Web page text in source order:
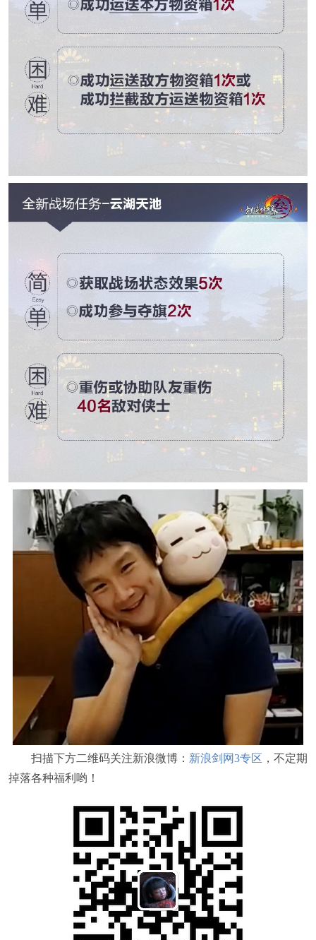
扫描下方二维码关注新浪微博： 新浪剑网3专区 ，不定期
掉落各种福利哟！